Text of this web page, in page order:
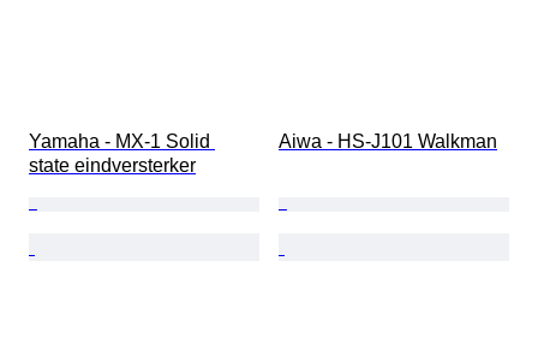
Yamaha - MX-1 Solid
state eindversterker
Aiwa - HS-J101 Walkman